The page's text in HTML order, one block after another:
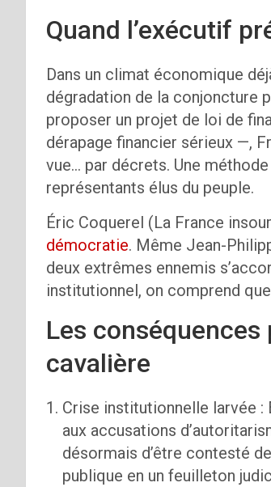
Quand l’exécutif
Dans un climat économique
dégradation de la conjoncture
proposer un projet de loi de
dérapage financier sérieux —,
vue… par décrets. Une
représentants élus du peuple.
Éric Coquerel (La France
démocratie. Même Jean-
deux extrêmes ennemis
institutionnel, on comprend
Les
cavalière
Crise institutionnelle larvée :
aux accusations
désormais d’être contesté
publique en un feuilleton